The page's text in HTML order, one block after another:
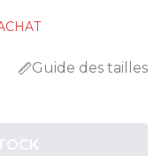
Guide des tailles